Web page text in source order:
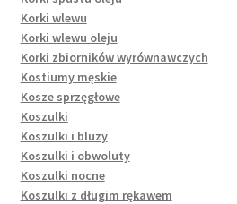
Korki wlewu
Korki wlewu oleju
Korki zbiorników wyrównawczych
Kostiumy męskie
Kosze sprzęgłowe
Koszulki
Koszulki i bluzy
Koszulki i obwoluty
Koszulki nocne
Koszulki z długim rękawem